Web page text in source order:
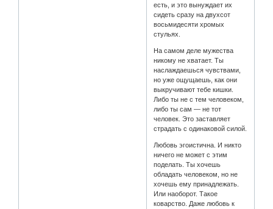
есть, и это вынуждает их
сидеть сразу на двухсот
восьмидесяти хромых
стульях.
На самом деле мужества
никому не хватает. Ты
наслаждаешься чувствами,
но уже ощущаешь, как они
выкручивают тебе кишки.
Либо ты не с тем человеком,
либо ты сам — не тот
человек. Это заставляет
страдать с одинаковой силой.
Любовь эгоистична. И никто
ничего не может с этим
поделать. Ты хочешь
обладать человеком, но не
хочешь ему принадлежать.
Или наоборот. Такое
коварство. Даже любовь к